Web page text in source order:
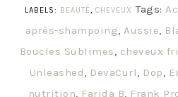
LABELS: BEAUTÉ,CHEVEUX Tags:
après-shampoing, Aussie,
Boucles Sublimes, cheveux
Unleashed, DevaCurl, Dop,
nutrition, Farida B, Frank